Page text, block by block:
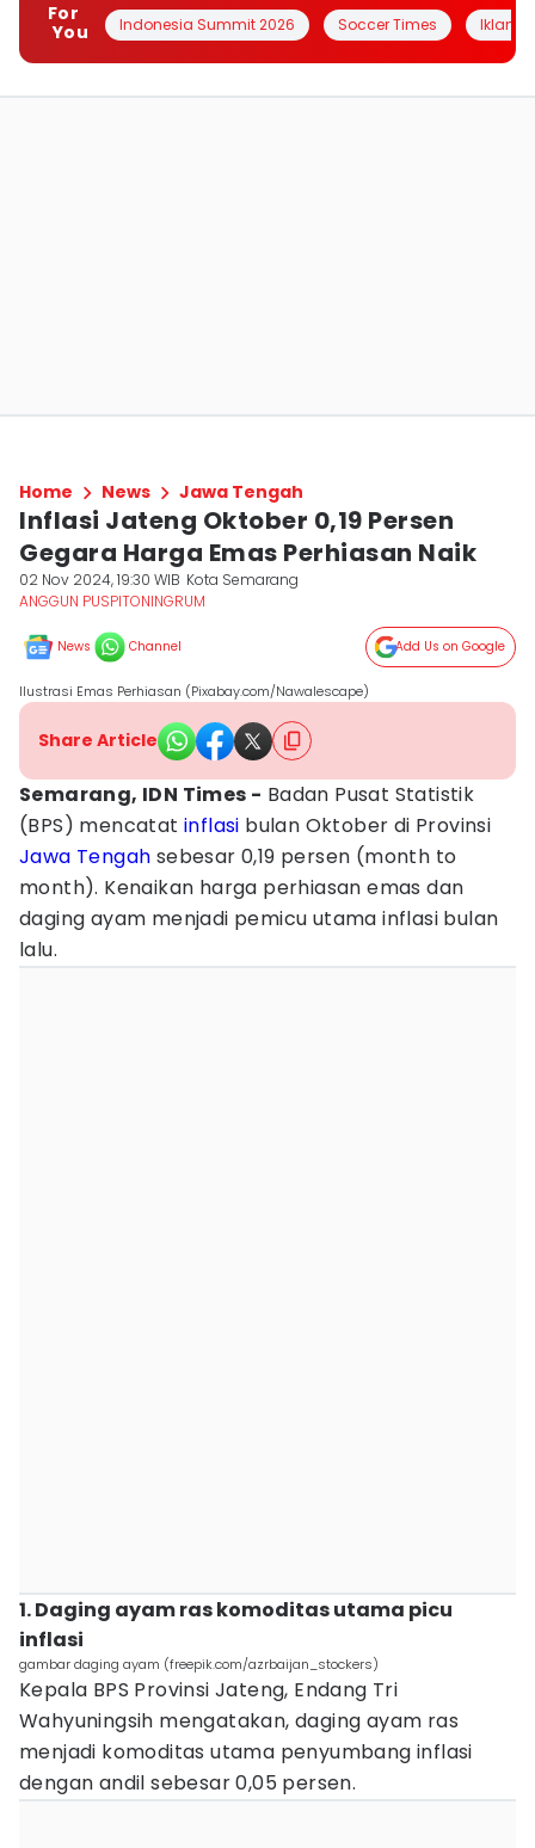
For
You
Indonesia Summit 2026 Soccer Times Iklanin
Home News Jawa Tengah
Inflasi Jateng Oktober 0,19 Persen
Gegara Harga Emas Perhiasan Naik
02 Nov 2024, 19:30 WIB Kota Semarang
ANGGUN PUSPITONINGRUM
News Channel Add Us on Google
Ilustrasi Emas Perhiasan (Pixabay.com/Nawalescape)
Share Article
Semarang, IDN Times - Badan Pusat Statistik
(BPS) mencatat inflasi bulan Oktober di Provinsi
Jawa Tengah sebesar 0,19 persen (month to
month). Kenaikan harga perhiasan emas dan
daging ayam menjadi pemicu utama inflasi bulan
lalu.
1. Daging ayam ras komoditas utama picu
inflasi
gambar daging ayam (freepik.com/azrbaijan_stockers)
Kepala BPS Provinsi Jateng, Endang Tri
Wahyuningsih mengatakan, daging ayam ras
menjadi komoditas utama penyumbang inflasi
dengan andil sebesar 0,05 persen.